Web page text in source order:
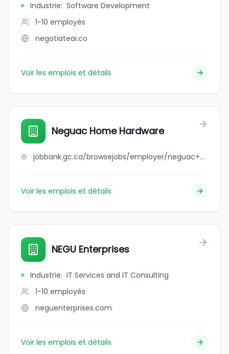
Industrie: Software Development
1-10 employés
negotiateai.co
Voir les emplois et détails
Neguac Home Hardware
jobbank.gc.ca/browsejobs/employer/neguac+home+hardware/ca
Voir les emplois et détails
NEGU Enterprises
Industrie: IT Services and IT Consulting
1-10 employés
neguenterprises.com
Voir les emplois et détails